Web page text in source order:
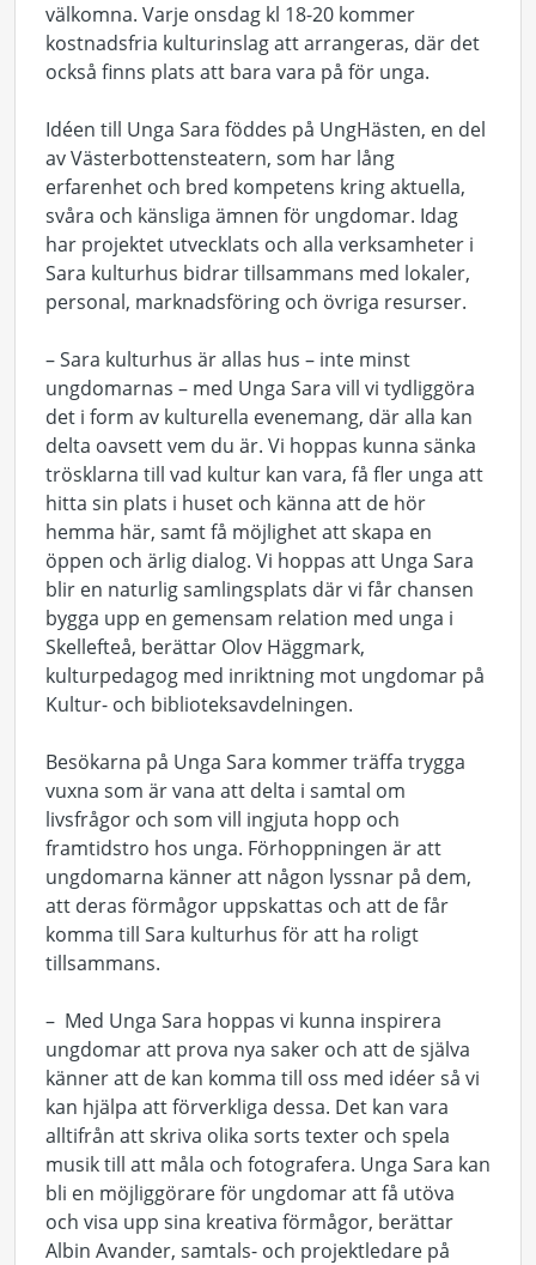
välkomna. Varje onsdag kl 18-20 kommer
kostnadsfria kulturinslag att arrangeras, där det
också finns plats att bara vara på för unga.
Idéen till Unga Sara föddes på UngHästen, en del
av Västerbottensteatern, som har lång
erfarenhet och bred kompetens kring aktuella,
svåra och känsliga ämnen för ungdomar. Idag
har projektet utvecklats och alla verksamheter i
Sara kulturhus bidrar tillsammans med lokaler,
personal, marknadsföring och övriga resurser.
– Sara kulturhus är allas hus – inte minst
ungdomarnas – med Unga Sara vill vi tydliggöra
det i form av kulturella evenemang, där alla kan
delta oavsett vem du är. Vi hoppas kunna sänka
trösklarna till vad kultur kan vara, få fler unga att
hitta sin plats i huset och känna att de hör
hemma här, samt få möjlighet att skapa en
öppen och ärlig dialog. Vi hoppas att Unga Sara
blir en naturlig samlingsplats där vi får chansen
bygga upp en gemensam relation med unga i
Skellefteå, berättar Olov Häggmark,
kulturpedagog med inriktning mot ungdomar på
Kultur- och biblioteksavdelningen.
Besökarna på Unga Sara kommer träffa trygga
vuxna som är vana att delta i samtal om
livsfrågor och som vill ingjuta hopp och
framtidstro hos unga. Förhoppningen är att
ungdomarna känner att någon lyssnar på dem,
att deras förmågor uppskattas och att de får
komma till Sara kulturhus för att ha roligt
tillsammans.
– Med Unga Sara hoppas vi kunna inspirera
ungdomar att prova nya saker och att de själva
känner att de kan komma till oss med idéer så vi
kan hjälpa att förverkliga dessa. Det kan vara
alltifrån att skriva olika sorts texter och spela
musik till att måla och fotografera. Unga Sara kan
bli en möjliggörare för ungdomar att få utöva
och visa upp sina kreativa förmågor, berättar
Albin Avander, samtals- och projektledare på